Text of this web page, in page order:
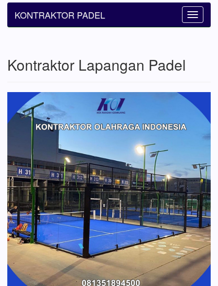
Toggle
KONTRAKTOR PADEL
Kontraktor Lapangan Padel